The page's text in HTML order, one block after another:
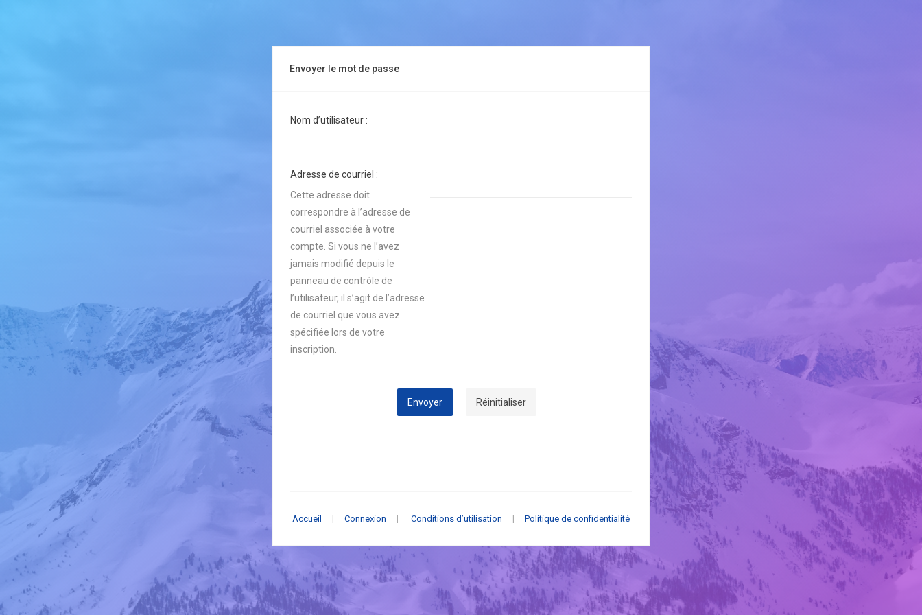
Envoyer le mot de passe
Nom d’utilisateur :
Adresse de courriel :
Cette adresse doit
correspondre à l’adresse de
courriel associée à votre
compte. Si vous ne l’avez
jamais modifié depuis le
panneau de contrôle de
l’utilisateur, il s’agit de l’adresse
de courriel que vous avez
spécifiée lors de votre
inscription.
Envoyer Réinitialiser
Accueil | Connexion | Conditions d’utilisation | Politique de confidentialité